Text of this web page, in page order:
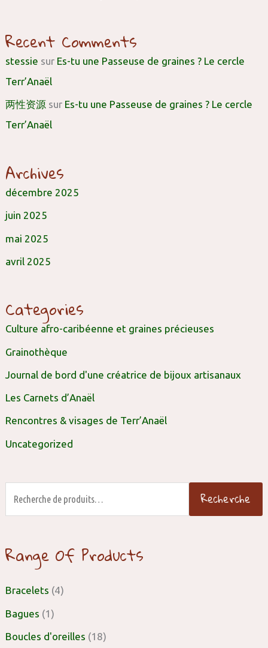
Recent Comments
stessie sur Es-tu une Passeuse de graines ? Le cercle
Terr’Anaël
两性资源 sur Es-tu une Passeuse de graines ? Le cercle
Terr’Anaël
Archives
décembre 2025
juin 2025
mai 2025
avril 2025
Categories
Culture afro-caribéenne et graines précieuses
Grainothèque
Journal de bord d'une créatrice de bijoux artisanaux
Les Carnets d’Anaël
Rencontres & visages de Terr’Anaël
Uncategorized
Recherche
Range Of Products
Bracelets (4)
Bagues (1)
Boucles d'oreilles (18)